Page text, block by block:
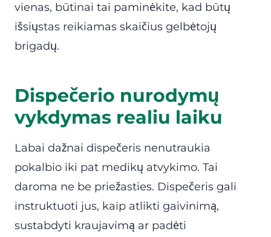
vienas, būtinai tai paminėkite, kad būtų
išsiųstas reikiamas skaičius gelbėtojų
brigadų.
Dispečerio nurodymų
vykdymas realiu laiku
Labai dažnai dispečeris nenutraukia
pokalbio iki pat medikų atvykimo. Tai
daroma ne be priežasties. Dispečeris gali
instruktuoti jus, kaip atlikti gaivinimą,
sustabdyti kraujavimą ar padėti